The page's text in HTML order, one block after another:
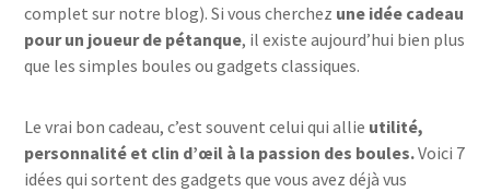
complet sur notre blog). Si vous cherchez une idée cadeau
pour un joueur de pétanque, il existe aujourd’hui bien plus
que les simples boules ou gadgets classiques.
Le vrai bon cadeau, c’est souvent celui qui allie utilité,
personnalité et clin d’œil à la passion des boules.Voici 7
idées qui sortent des gadgets que vous avez déjà vus